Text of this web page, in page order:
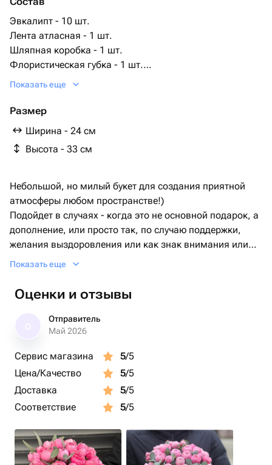
Эвкалипт - 10 шт.
Лента атласная - 1 шт.
Шляпная коробка - 1 шт.
Флористическая губка - 1 шт.
пионовидная роза сильва пинк - 11 шт.
Показать еще
Размер
Ширина - 24 см
Высота - 33 см
Небольшой, но милый букет для создания приятной
атмосферы любом пространстве!)
Подойдет в случаях - когда это не основной подарок, а
дополнение, или просто так, по случаю поддержки,
желания выздоровления или как знак внимания или
выражения благодарности)
Композицию необходимо поливать каждый день по 100
мл воды в центр губки, осторожным движением, чтобы
вода не выливалась за пределы оазиса и не мочила
15 дней
Показать еще
Оценки и отзывы
Отправитель
Май 2026
Сервис магазина 5/5
Цена/Качество
5/5
Доставка
5/5
Соответствие
5/5